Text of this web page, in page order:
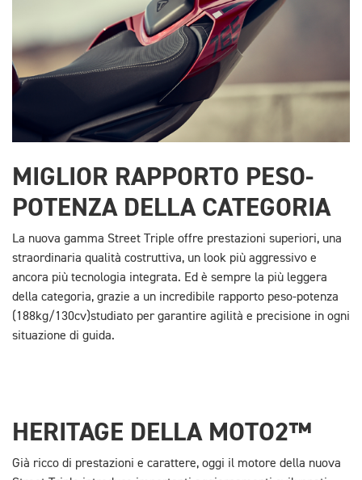
MIGLIOR RAPPORTO PESO-
POTENZA DELLA CATEGORIA
La nuova gamma Street Triple offre prestazioni superiori, una
straordinaria qualità costruttiva, un look più aggressivo e
ancora più tecnologia integrata. Ed è sempre la più leggera
della categoria, grazie a un incredibile rapporto peso-potenza
(188kg/130cv)studiato per garantire agilità e precisione in ogni
situazione di guida.
HERITAGE DELLA MOTO2™
Già ricco di prestazioni e carattere, oggi il motore della nuova